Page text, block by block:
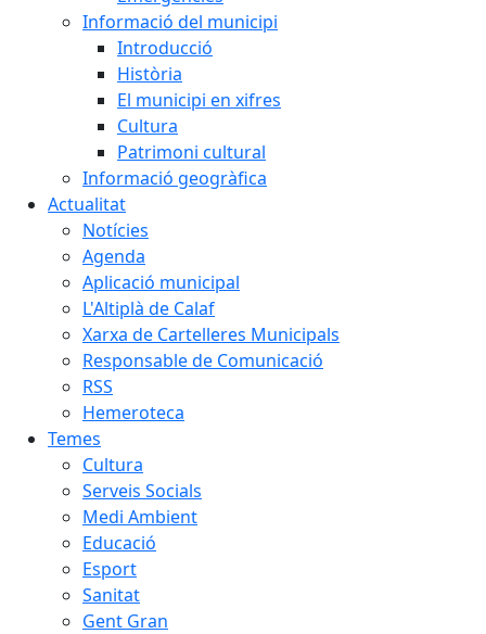
Informació del municipi
Introducció
Història
El municipi en xifres
Cultura
Patrimoni cultural
Informació geogràfica
Actualitat
Notícies
Agenda
Aplicació municipal
L'Altiplà de Calaf
Xarxa de Cartelleres Municipals
Responsable de Comunicació
RSS
Hemeroteca
Temes
Cultura
Serveis Socials
Medi Ambient
Educació
Esport
Sanitat
Gent Gran